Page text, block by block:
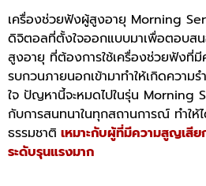
เครื่องช่วยฟังผู้สูงอายุ Morning
ดิจิตอลที่ตั้งใจออกแบบมาเพื่อตอบส
สูงอายุ ที่ต้องการใช้เครื่องช่วยฟังที่
รบกวนภายนอกเข้ามาทำให้เกิดควา
ใจ ปัญหานี้จะหมดไปในรุ่น Morning
กับการสนทนาในทุกสถานการณ์ ทำให้
ธรรมชาติ เหมาะกับผู้ที่มีความสูญเสีย
ระดับรุนแรงมาก